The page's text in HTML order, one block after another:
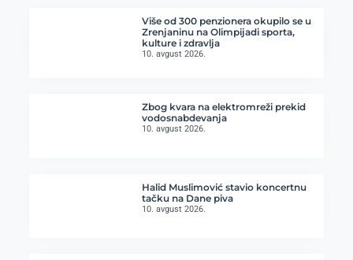
Više od 300 penzionera okupilo se u
Zrenjaninu na Olimpijadi sporta,
kulture i zdravlja
10. avgust 2026.
Zbog kvara na elektromreži prekid
vodosnabdevanja
10. avgust 2026.
Halid Muslimović stavio koncertnu
tačku na Dane piva
10. avgust 2026.